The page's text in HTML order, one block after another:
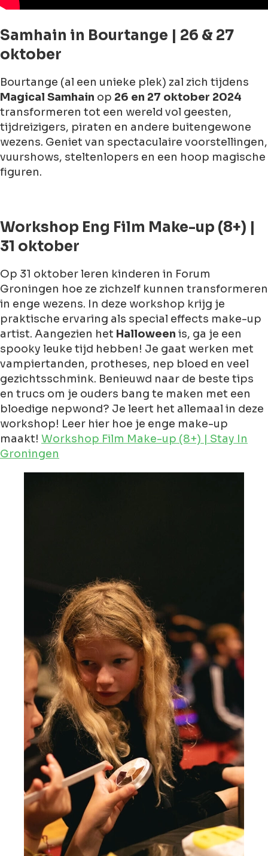
Samhain in Bourtange | 26 & 27
oktober
Bourtange (al een unieke plek) zal zich tijdens
Magical Samhain op 26 en 27 oktober 2024
transformeren tot een wereld vol geesten,
tijdreizigers, piraten en andere buitengewone
wezens. Geniet van spectaculaire voorstellingen,
vuurshows, steltenlopers en een hoop magische
figuren.
Workshop Eng Film Make-up (8+) |
31 oktober
Op 31 oktober leren kinderen in Forum
Groningen hoe ze zichzelf kunnen transformeren
in enge wezens. In deze workshop krijg je
praktische ervaring als special effects make-up
artist. Aangezien het Halloween is, ga je een
spooky leuke tijd hebben! Je gaat werken met
vampiertanden, protheses, nep bloed en veel
gezichtsschmink. Benieuwd naar de beste tips
en trucs om je ouders bang te maken met een
bloedige nepwond? Je leert het allemaal in deze
workshop! Leer hier hoe je enge make-up
maakt! Workshop Film Make-up (8+) | Stay In
Groningen